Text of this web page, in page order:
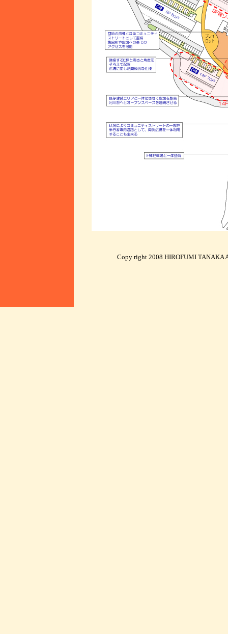
Copy right 2008 HIROFUMI TANAKA